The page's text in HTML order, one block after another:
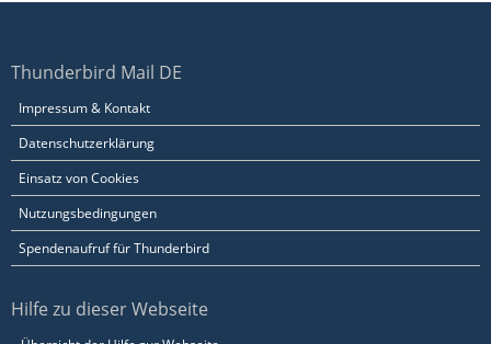
Thunderbird Mail DE
Impressum & Kontakt
Datenschutzerklärung
Einsatz von Cookies
Nutzungsbedingungen
Spendenaufruf für Thunderbird
Hilfe zu dieser Webseite